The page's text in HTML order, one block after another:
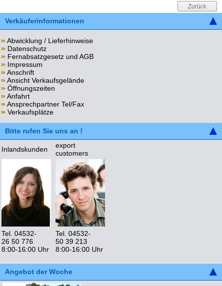
Verkäuferinformationen
Abwicklung / Lieferhinweise
Datenschutz
Fernabsatzgesetz und AGB
Impressum
Anschrift
Ansicht Verkaufsgelände
Öffnungszeiten
Anfahrt
Ansprechpartner Tel/Fax
Verkaufsplätze
Bitte rufen Sie uns an !
Inlandskunden
export
customers
Tel. 04532-
26 50 776
8:00-16:00 Uhr
Tel. 04532-
50 39 213
8:00-16:00 Uhr
Angebot der Woche